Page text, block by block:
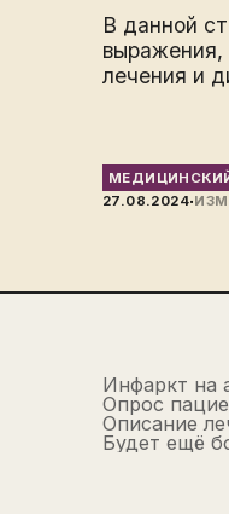
В данной
выражения,
лечения и
27.08.2024·
Инфаркт на
Опрос
Описание
Будет ещё